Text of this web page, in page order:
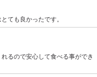
ても良かったです。
るので安心して食べる事ができ